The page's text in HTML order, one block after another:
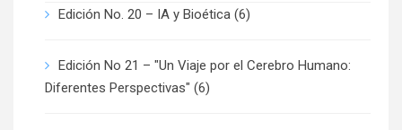
Edición No. 20 – IA y Bioética (6)
Edición No 21 – "Un Viaje por el Cerebro Humano:
Diferentes Perspectivas" (6)